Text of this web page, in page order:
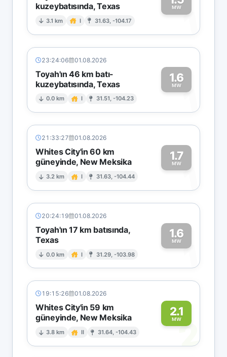
kuzeybatısında, Texas
3.1 km I 31.63, -104.17
MW1
23:24:06 01.08.2026
Toyah'ın 46 km batı-
kuzeybatısında, Texas
0.0 km I 31.51, -104.23
1.6
MW1
21:33:27 01.08.2026
Whites City'in 60 km
güneyinde, New Meksika
3.2 km I 31.63, -104.44
1.7
MW1
20:24:19 01.08.2026
Toyah'ın 17 km batısında,
Texas
0.0 km I 31.29, -103.98
1.6
MW1
19:15:26 01.08.2026
Whites City'in 59 km
güneyinde, New Meksika
3.8 km II 31.64, -104.43
2.1
MW2